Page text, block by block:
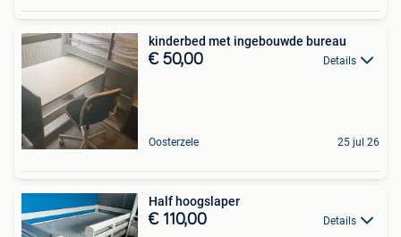
kinderbed met ingebouwde bureau
€ 50,00 Details
Oosterzele 25 jul 26
Half hoogslaper
€ 110,00 Details